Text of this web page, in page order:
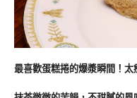
最喜歡蛋糕捲的爆漿瞬間！太